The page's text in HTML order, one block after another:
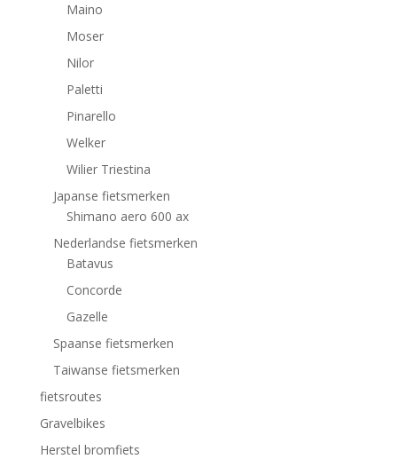
Maino
Moser
Nilor
Paletti
Pinarello
Welker
Wilier Triestina
Japanse fietsmerken
Shimano aero 600 ax
Nederlandse fietsmerken
Batavus
Concorde
Gazelle
Spaanse fietsmerken
Taiwanse fietsmerken
fietsroutes
Gravelbikes
Herstel bromfiets